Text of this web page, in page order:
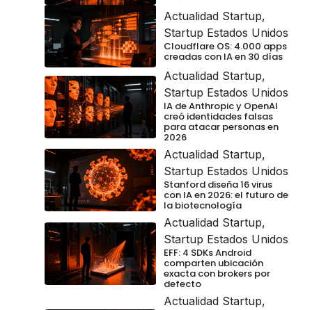
Actualidad Startup,
Startup Estados Unidos
Cloudflare OS: 4.000 apps
creadas con IA en 30 días
Actualidad Startup,
Startup Estados Unidos
IA de Anthropic y OpenAI
creó identidades falsas
para atacar personas en
2026
Actualidad Startup,
Startup Estados Unidos
Stanford diseña 16 virus
con IA en 2026: el futuro de
la biotecnología
Actualidad Startup,
Startup Estados Unidos
EFF: 4 SDKs Android
comparten ubicación
exacta con brokers por
defecto
Actualidad Startup,